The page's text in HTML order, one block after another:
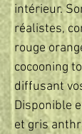
intérieur.
réalistes,
rouge
cocooning
diffusant
Disponible
et gris